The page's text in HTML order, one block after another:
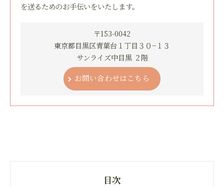
を送るためのお手伝いをいたします。
〒153-0042
東京都目黒区青葉台１丁目３０−１３
サンライズ中目黒 ２階
お問い合わせはこちら
目次